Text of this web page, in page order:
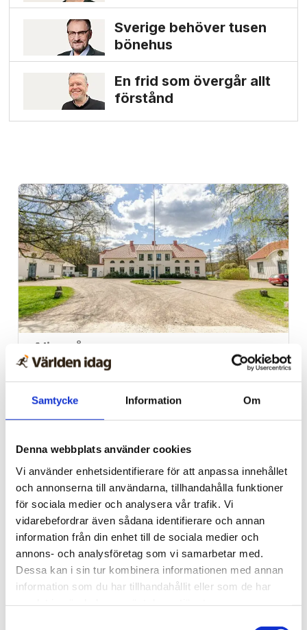
Samtycke Information Om
Denna webbplats använder cookies
Vi använder enhetsidentifierare för att anpassa innehållet
och annonserna till användarna, tillhandahålla funktioner
för sociala medier och analysera vår trafik. Vi
vidarebefordrar även sådana identifierare och annan
information från din enhet till de sociala medier och
annons- och analysföretag som vi samarbetar med.
Dessa kan i sin tur kombinera informationen med annan
information som du har tillhandahållit eller som de har
Sverige behöver tusen
bönehus
En frid som övergår allt
förstånd
Alingsås
Dags för Shalom över
Israels sommarkonferens